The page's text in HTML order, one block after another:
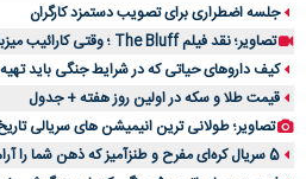
جلسه اضطراری برای تصویب دستمزد کارگران
تصاویر؛ نقد فیلم The Bluff ؛ وقتی کارائیب میزبان جان ویک می‌شود
کیف داروهای حیاتی که در شرایط جنگی باید
قیمت طلا و سکه در اولین روز هفته + جدول
تصاویر؛ طولانی ترین انیمیشن های سریالی
5 سریال کره‌ای مفرح و طنزآمیز که ذهن شما را آرام می‌کنند